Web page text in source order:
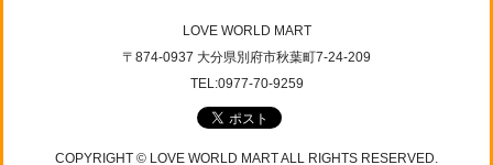
LOVE WORLD MART
〒874-0937 大分県別府市秋葉町7-24-209
TEL:0977-70-9259
COPYRIGHT © LOVE WORLD MART ALL RIGHTS RESERVED.